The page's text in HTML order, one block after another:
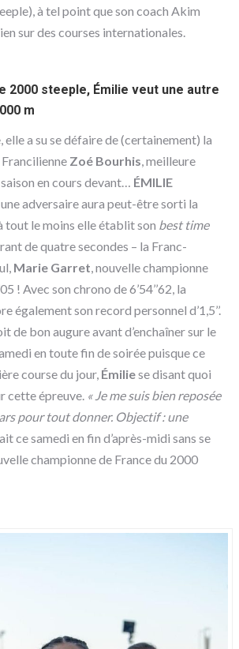
à tel point que son coach Akim
sur des courses internationales.
2000 steeple, Émilie veut une autre
m
elle a su se défaire de (certainement) la
Zoé Bourhis, meilleure
en cours devant… ÉMILIE
adversaire aura peut-être sorti la
tout le moins elle établit son best time
de quatre secondes – la Franc-
Marie Garret, nouvelle championne
! Avec son chrono de 6’54’’62, la
également son record personnel d’1,5’’.
de bon augure avant d’enchaîner sur le
en toute fin de soirée puisque ce
course du jour, Émiliese disant quoi
cette épreuve. « Je me suis bien reposée
pour tout donner. Objectif : une
ce samedi en fin d’après-midi sans se
championne de France du 2000